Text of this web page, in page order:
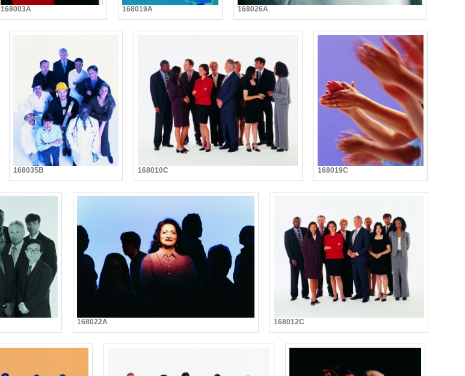
168003A 168019A 168026A
168035B 168010C 168019C
168022A 168012C